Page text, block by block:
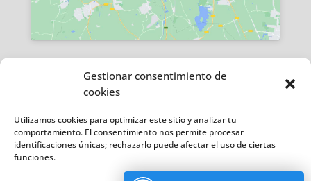
Gestionar consentimiento de
cookies
Utilizamos cookies para optimizar este sitio y analizar tu
comportamiento. El consentimiento nos permite procesar
identificaciones únicas; rechazarlo puede afectar el uso de ciertas
funciones.
Copyright © 2024 Todaytek